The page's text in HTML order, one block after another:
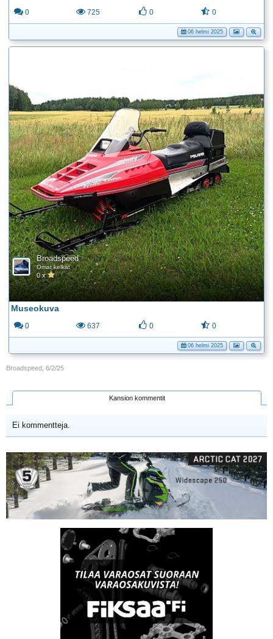
0 725 0 0
06 helmi 2025
Broadspeed
Omat kelkat
0 x
Museokuva
0 637 0 0
06 helmi 2025
Broadspeed 6/2/25
Kansion kommentit
Ei kommentteja.